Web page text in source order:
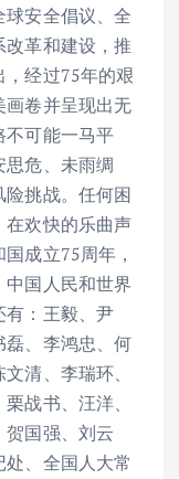
安全倡议、全
革和建设，推
经过75年的艰
卷并呈现出无
不可能一马平
思危、未雨绸
挑战。任何困
欢快的乐曲声
成立75周年，
国人民和世界
有：王毅、尹
磊、李鸿忠、何
清、李瑞环、
战书、汪洋、
国强、刘云
、全国人大常